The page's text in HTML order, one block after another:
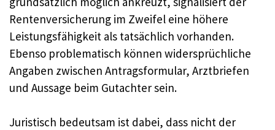
Rentenversicherung im Zweifel eine höhere
Leistungsfähigkeit als tatsächlich vorhanden.
Ebenso problematisch können widersprüchliche
Angaben zwischen Antragsformular, Arztbriefen
und Aussage beim Gutachter sein.
Juristisch bedeutsam ist dabei, dass nicht der